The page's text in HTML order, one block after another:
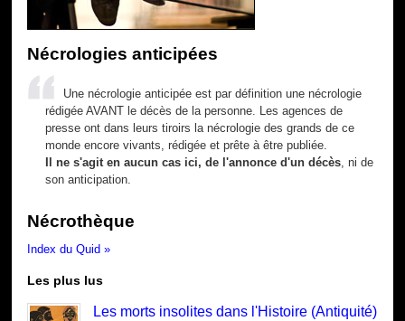
Nécrologies anticipées
Une nécrologie anticipée est par définition une nécrologie
rédigée AVANT le décès de la personne. Les agences de
presse ont dans leurs tiroirs la nécrologie des grands de ce
monde encore vivants, rédigée et prête à être publiée.
Il ne s'agit en aucun cas ici, de l'annonce d'un décès , ni de
son anticipation.
Nécrothèque
Index du Quid »
Les plus lus
Les morts insolites dans l'Histoire (Antiquité)